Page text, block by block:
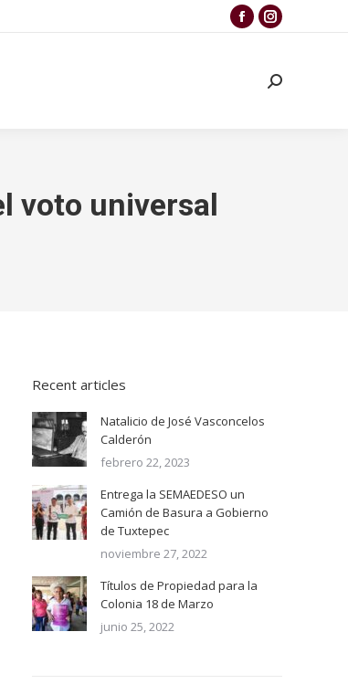
voto universal
Recent articles
Natalicio de José Vasconcelos
Calderón
febrero 22, 2023
Entrega la SEMAEDESO un
Camión de Basura a Gobierno
de Tuxtepec
noviembre 27, 2022
Títulos de Propiedad para la
Colonia 18 de Marzo
junio 25, 2022